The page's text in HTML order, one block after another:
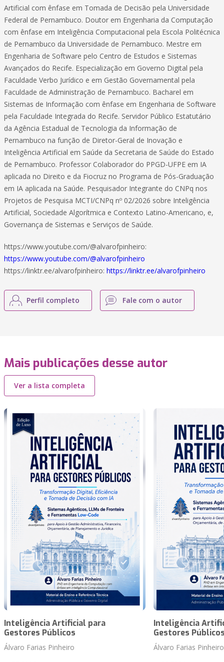
Artificial com ênfase em Tomada de Decisão pela Universidade
Federal de Pernambuco. Doutor em Engenharia da Computação
com ênfase em Inteligência Computacional pela Escola Politécnica
de Pernambuco da Universidade de Pernambuco. Mestre em
Engenharia de Software pelo Centro de Estudos e Sistemas
Avançados do Recife. Especialização em Governo Digital pela
Faculdade Verbo Jurídico e em Gestão Governamental pela
Faculdade de Administração de Pernambuco. Bacharel em
Sistemas de Informação com ênfase em Engenharia de Software
pela Faculdade Integrada do Recife. Servidor Público Estatutário
da Agência Estadual de Tecnologia da Informação de
Pernambuco na função de Diretor-Geral de Inovação e
Inteligência Artificial em Saúde da Secretaria de Saúde do Estado
de Pernambuco. Professor Colaborador do PPGD-UFPE em IA
aplicada no Direito e da Fiocruz no Programa de Pós-Graduação
em IA aplicada na Saúde. Pesquisador Integrante do CNPq nos
Projetos de Pesquisa MCTI/CNPq nº 02/2026 sobre Inteligência
Artificial, Sociedade Algorítmica e Contexto Latino-Americano, e,
Governança de Sistemas e Serviços de Saúde.
https://www.youtube.com/@alvarofpinheiro:
https://www.youtube.com/@alvarofpinheiro
https://linktr.ee/alvarofpinheiro: https://linktr.ee/alvarofpinheiro
Perfil completo Fale com o autor
Mais publicações desse autor
Ver a lista completa
Inteligência Artificial para
Gestores Públicos
Álvaro Farias Pinheiro
Inteligência
Gestores
Álvaro Farias Pinheiro